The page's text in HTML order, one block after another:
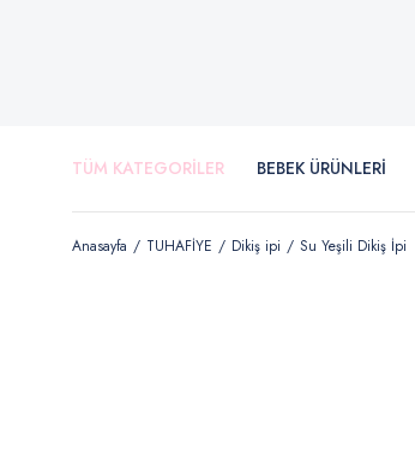
TÜM KATEGORİLER BEBEK ÜRÜNLERİ
Anasayfa TUHAFİYE Dikiş ipi Su Yeşili Dikiş İpi